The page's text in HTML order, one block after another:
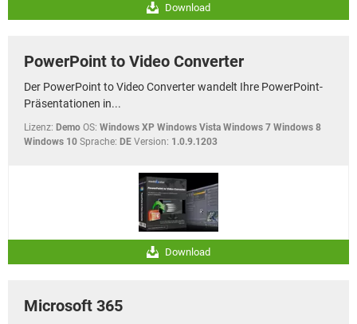
Download
PowerPoint to Video Converter
Der PowerPoint to Video Converter wandelt Ihre PowerPoint-
Präsentationen in...
Lizenz: Demo OS: Windows XP Windows Vista Windows 7 Windows 8
Windows 10 Sprache: DE Version: 1.0.9.1203
Download
Microsoft 365